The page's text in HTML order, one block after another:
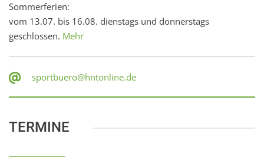
Sommerferien:
vom 13.07. bis 16.08. dienstags und donnerstags
geschlossen. Mehr
sportbuero@hntonline.de
TERMINE